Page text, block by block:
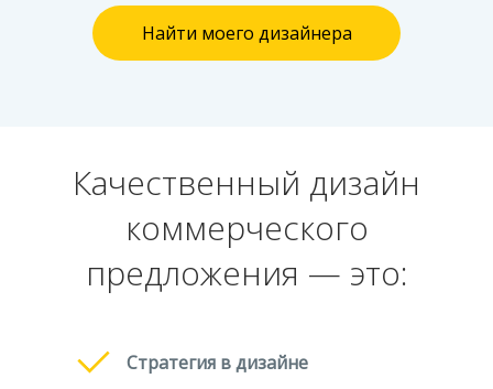
Найти моего дизайнера
Качественный дизайн
коммерческого
предложения — это:
Стратегия в дизайне